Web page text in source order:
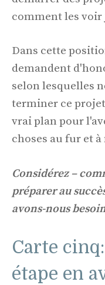
comment les voir
Dans cette
demandent
selon lesquelles
terminer ce
vrai plan pour
choses au fur et à
Considérez –
préparer au
avons-nous
Carte
étape en